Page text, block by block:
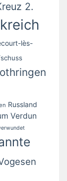
2.
lès-
Russland
Verdun